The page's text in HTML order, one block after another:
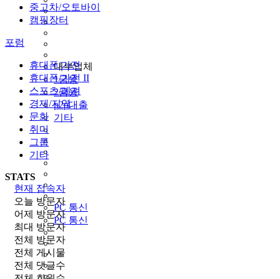
대부업체
1금융
2금융
p2p대출
기타
PC 통신
PC 통신
중고차/오토바이
캠핑장터
포럼
휴대폰/가전
휴대폰/가전 II
스포츠/레져
경제/지역
문화
취미
그룹
기타
STATS
현재 접속자
오늘 방문자
어제 방문자
최대 방문자
전체 방문자
전체 게시물
전체 댓글수